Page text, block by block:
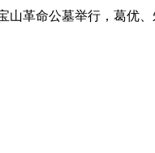
命公墓举行，葛优、